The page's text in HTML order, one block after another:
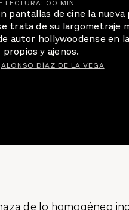
LECTURA: 00 MIN
pantallas de cine la
trata de su largometraje
autor hollywoodense en
y ajenos.
ALONSO DÍAZ DE LA VEGA
de lo homogéneo